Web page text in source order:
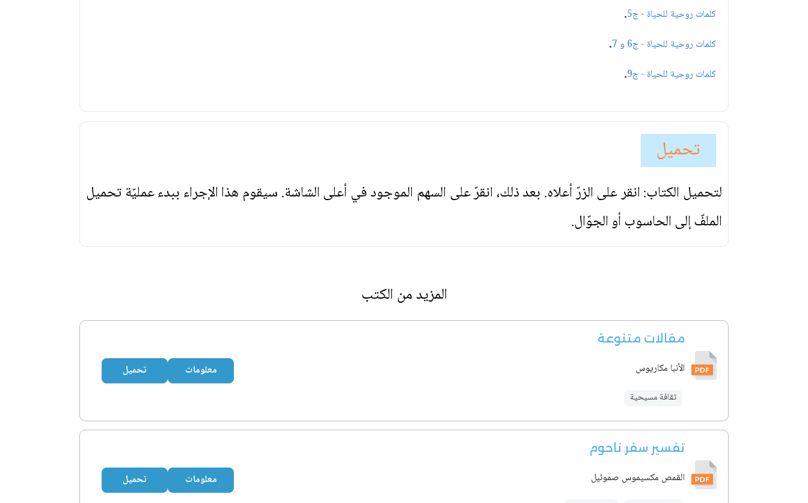
كلمات روحية للحياة - ج5 .
كلمات روحية للحياة - ج6 و 7 .
كلمات روحية للحياة - ج9 .
تحميل
لتحميل الكتاب: انقر على الزرّ أعلاه. بعد ذلك، انقرّ على السهم الموجود في أعلى الشاشة. سيقوم هذا الإجراء ببدء عمليّة تحميل
الملفّ إلى الحاسوب أو الجوّال.
المزيد من الكتب
مقالات متنوعة
الأنبا مكاريوس
ثقافة مسيحية
معلومات تحميل
تفسير سفر ناحوم
القمص مكسيموس صموئيل معلومات تحميل